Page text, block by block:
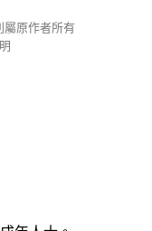
屬原作者所有